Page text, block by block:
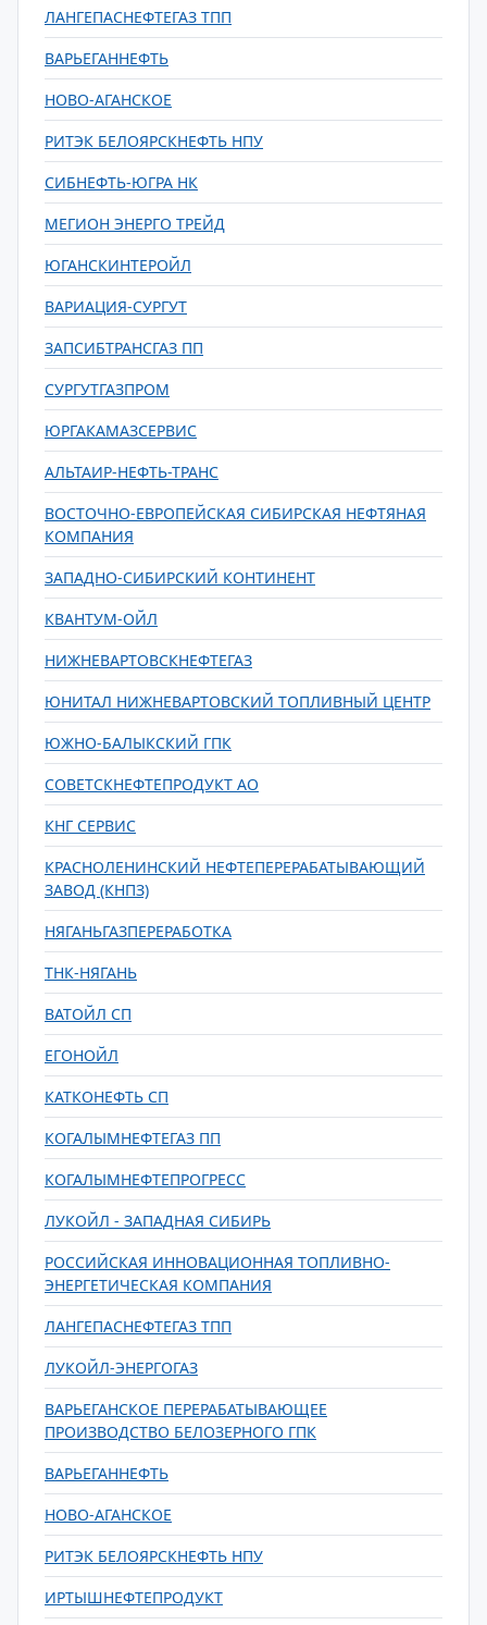
ЛАНГЕПАСНЕФТЕГАЗ ТПП
ВАРЬЕГАННЕФТЬ
НОВО-АГАНСКОЕ
РИТЭК БЕЛОЯРСКНЕФТЬ НПУ
СИБНЕФТЬ-ЮГРА НК
МЕГИОН ЭНЕРГО ТРЕЙД
ЮГАНСКИНТЕРОЙЛ
ВАРИАЦИЯ-СУРГУТ
ЗАПСИБТРАНСГАЗ ПП
СУРГУТГАЗПРОМ
ЮРГАКАМАЗСЕРВИС
АЛЬТАИР-НЕФТЬ-ТРАНС
ВОСТОЧНО-ЕВРОПЕЙСКАЯ СИБИРСКАЯ НЕФТЯНАЯ
КОМПАНИЯ
ЗАПАДНО-СИБИРСКИЙ КОНТИНЕНТ
КВАНТУМ-ОЙЛ
НИЖНЕВАРТОВСКНЕФТЕГАЗ
ЮНИТАЛ НИЖНЕВАРТОВСКИЙ ТОПЛИВНЫЙ ЦЕНТР
ЮЖНО-БАЛЫКСКИЙ ГПК
СОВЕТСКНЕФТЕПРОДУКТ АО
КНГ СЕРВИС
КРАСНОЛЕНИНСКИЙ НЕФТЕПЕРЕРАБАТЫВАЮЩИЙ
ЗАВОД (КНПЗ)
НЯГАНЬГАЗПЕРЕРАБОТКА
ТНК-НЯГАНЬ
ВАТОЙЛ СП
ЕГОНОЙЛ
КАТКОНЕФТЬ СП
КОГАЛЫМНЕФТЕГАЗ ПП
КОГАЛЫМНЕФТЕПРОГРЕСС
ЛУКОЙЛ - ЗАПАДНАЯ СИБИРЬ
РОССИЙСКАЯ ИННОВАЦИОННАЯ ТОПЛИВНО-
ЭНЕРГЕТИЧЕСКАЯ КОМПАНИЯ
ЛАНГЕПАСНЕФТЕГАЗ ТПП
ЛУКОЙЛ-ЭНЕРГОГАЗ
ВАРЬЕГАНСКОЕ ПЕРЕРАБАТЫВАЮЩЕЕ
ПРОИЗВОДСТВО БЕЛОЗЕРНОГО ГПК
ВАРЬЕГАННЕФТЬ
НОВО-АГАНСКОЕ
РИТЭК БЕЛОЯРСКНЕФТЬ НПУ
ИРТЫШНЕФТЕПРОДУКТ